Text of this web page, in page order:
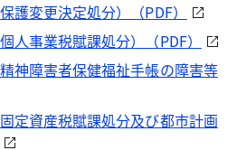
護変更決定処分）（PDF）
人事業税賦課処分）（PDF）
神障害者保健福祉手帳の障害等
定資産税賦課処分及び都市計画